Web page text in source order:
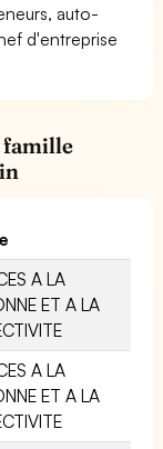
auto-
d'entreprise
famille
A LA
ET A LA
A LA
ET A LA